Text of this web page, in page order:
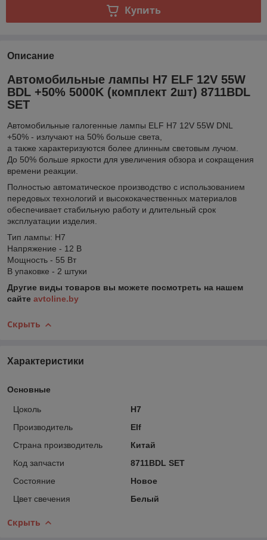
Купить
Описание
Автомобильные лампы H7 ELF 12V 55W
BDL +50% 5000K (комплект 2шт) 8711BDL
SET
Автомобильные галогенные лампы ELF H7 12V 55W DNL
+50% - излучают на 50% больше света,
а также характеризуются более длинным световым лучом.
До 50% больше яркости для увеличения обзора и сокращения
времени реакции.
Полностью автоматическое производство с использованием
передовых технологий и высококачественных материалов
обеспечивает стабильную работу и длительный срок
эксплуатации изделия.
Тип лампы: H7
Напряжение - 12 В
Мощность - 55 Вт
В упаковке - 2 штуки
Другие виды товаров вы можете посмотреть на нашем
сайте avtoline.by
Скрыть
Характеристики
Основные
Цоколь
H7
Производитель
Elf
Страна производитель
Китай
Код запчасти
8711BDL SET
Состояние
Новое
Цвет свечения
Белый
Скрыть